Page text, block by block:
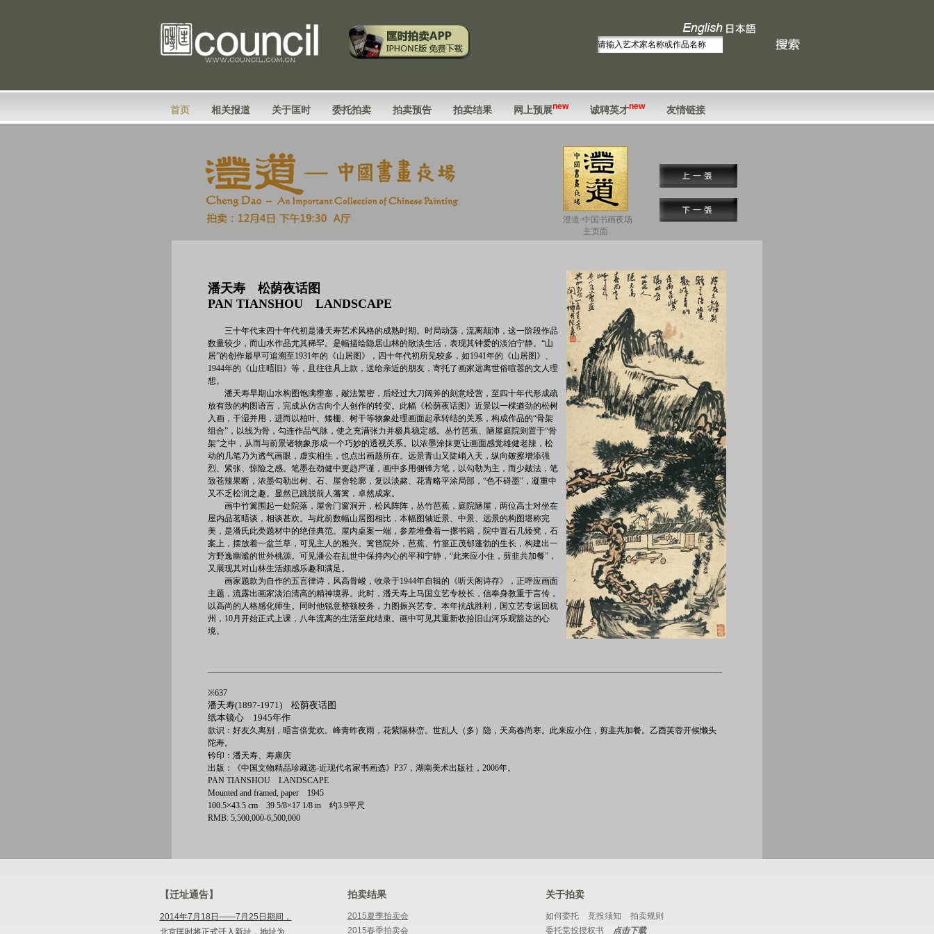
首页 相关报道 关于匡时 委托拍卖 拍卖预告 拍卖结果 网上预展new 诚聘英才new 友情链接
澄道-中国书画夜场
主页面
潘天寿 松荫夜话图
PAN TIANSHOU LANDSCAPE
三十年代末四十年代初是潘天寿艺术风格的成熟时期。时局动荡，流离颠沛，这一阶段作品
数量较少，而山水作品尤其稀罕。是幅描绘隐居山林的散淡生活，表现其钟爱的淡泊宁静。“山
居”的创作最早可追溯至1931年的《山居图》，四十年代初所见较多，如1941年的《山居图》、
1944年的《山庄晤旧》等，且往往具上款，送给亲近的朋友，寄托了画家远离世俗喧嚣的文人理
想。
潘天寿早期山水构图饱满壅塞，皴法繁密，后经过大刀阔斧的刻意经营，至四十年代形成疏
放有致的构图语言，完成从仿古向个人创作的转变。此幅《松荫夜话图》近景以一棵遒劲的松树
入画，干湿并用，进而以柏叶、矮栅、树干等物象处理画面起承转结的关系，构成作品的“骨架
组合”，以线为骨，勾连作品气脉，使之充满张力并极具稳定感。丛竹芭蕉、陋屋庭院则置于“骨
架”之中，从而与前景诸物象形成一个巧妙的透视关系。以浓墨涂抹更让画面感觉雄健老辣，松
动的几笔乃为透气画眼，虚实相生，也点出画题所在。远景青山又陡峭入天，纵向皴擦增添强
烈、紧张、惊险之感。笔墨在劲健中更趋严谨，画中多用侧锋方笔，以勾勒为主，而少皴法，笔
致苍辣果断，浓墨勾勒出树、石、屋舍轮廓，复以淡赭、花青略平涂局部，“色不碍墨”，凝重中
又不乏松润之趣。显然已跳脱前人藩篱，卓然成家。
画中竹篱围起一处院落，屋舍门窗洞开，松风阵阵，丛竹芭蕉，庭院陋屋，两位高士对坐在
屋内品茗晤谈，相谈甚欢。与此前数幅山居图相比，本幅图轴近景、中景、远景的构图堪称完
美，是潘氏此类题材中的绝佳典范。屋内桌案一端，参差堆叠着一摞书籍，院中置石几矮凳，石
案上，摆放着一盆兰草，可见主人的雅兴。篱笆院外，芭蕉、竹篁正茂郁蓬勃的生长，构建出一
方野逸幽谧的世外桃源。可见潘公在乱世中保持内心的平和宁静，“此来应小住，剪韭共加餐”，
又展现其对山林生活颇感乐趣和满足。
画家题款为自作的五言律诗，风高骨峻，收录于1944年自辑的《听天阁诗存》，正呼应画面
主题，流露出画家淡泊清高的精神境界。此时，潘天寿上马国立艺专校长，信奉身教重于言传，
以高尚的人格感化师生。同时他锐意整顿校务，力图振兴艺专。本年抗战胜利，国立艺专返回杭
州，10月开始正式上课，八年流离的生活至此结束。画中可见其重新收拾旧山河乐观豁达的心
境。
※637
潘天寿(1897-1971) 松荫夜话图
纸本镜心 1945年作
款识：好友久离别，晤言倍觉欢。峰青昨夜雨，花紫隔林峦。世乱人（多）隐，天高春尚寒。此来应小住，剪韭共加餐。乙酉芙蓉开候懒头
陀寿。
钤印：潘天寿、寿康庆
出版：《中国文物精品珍藏选-近现代名家书画选》P37，湖南美术出版社，2006年。
PAN TIANSHOU LANDSCAPE
Mounted and framed, paper 1945
100.5×43.5 cm 39 5/8×17 1/8 in 约3.9平尺
RMB: 5,500,000-6,500,000
【迁址通告】
2014年7月18日——7月25日期间，
北京匡时将正式迁入新址，地址为
拍卖结果
2015夏季拍卖会
2015春季拍卖会
关于拍卖
如何委托 竞投须知
拍卖规则
委托竞投授权书
点击下载